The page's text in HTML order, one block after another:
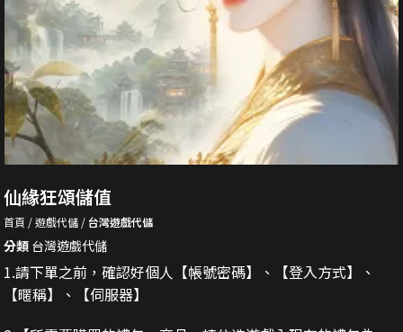
仙緣狂頌儲值
首頁 遊戲代儲 台灣遊戲代儲
分類 台灣遊戲代儲
1.請下單之前，確認好個人【帳號密碼】、【登入方式】、
【暱稱】、【伺服器】